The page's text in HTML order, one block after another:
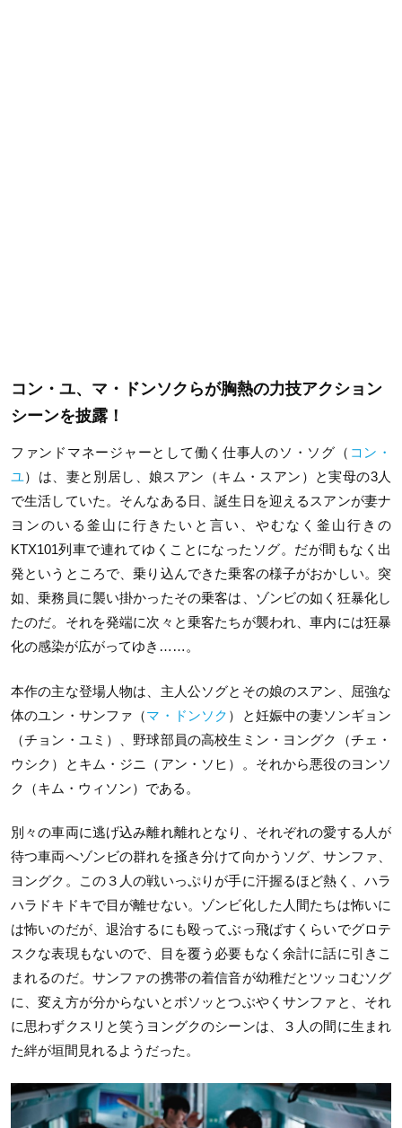
コン・ユ、マ・ドンソクらが胸熱の力技アクション
シーンを披露！
ファンドマネージャーとして働く仕事人のソ・ソグ（ コン・
ユ）は、妻と別居し、娘スアン（キム・スアン）と実母の3人
で生活していた。そんなある日、誕生日を迎えるスアンが妻ナ
ヨンのいる釜山に行きたいと言い、やむなく釜山行きの
KTX101列車で連れてゆくことになったソグ。だが間もなく出
発というところで、乗り込んできた乗客の様子がおかしい。突
如、乗務員に襲い掛かったその乗客は、ゾンビの如く狂暴化し
たのだ。それを発端に次々と乗客たちが襲われ、車内には狂暴
化の感染が広がってゆき……。
本作の主な登場人物は、主人公ソグとその娘のスアン、屈強な
体のユン・サンファ（マ・ドンソク ）と妊娠中の妻ソンギョン
（チョン・ユミ）、野球部員の高校生ミン・ヨングク（チェ・
ウシク）とキム・ジニ（アン・ソヒ）。それから悪役のヨンソ
ク（キム・ウィソン）である。
別々の車両に逃げ込み離れ離れとなり、それぞれの愛する人が
待つ車両へゾンビの群れを掻き分けて向かうソグ、サンファ、
ヨングク。この３人の戦いっぷりが手に汗握るほど熱く、ハラ
ハラドキドキで目が離せない。ゾンビ化した人間たちは怖いに
は怖いのだが、退治するにも殴ってぶっ飛ばすくらいでグロテ
スクな表現もないので、目を覆う必要もなく余計に話に引きこ
まれるのだ。サンファの携帯の着信音が幼稚だとツッコむソグ
に、変え方が分からないとボソッとつぶやくサンファと、それ
に思わずクスリと笑うヨングクのシーンは、３人の間に生まれ
た絆が垣間見れるようだった。